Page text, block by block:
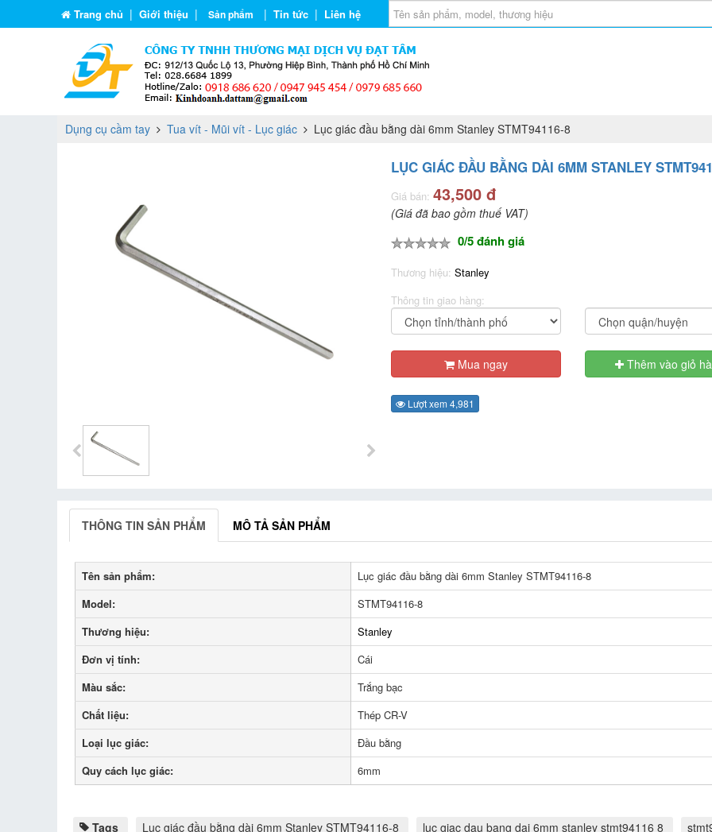
Trang chủ | Giới thiệu | Sản phẩm | Tin tức | Liên hệ
Dụng cụ cầm tay Tua vít - Mũi vít - Lục giác Lục giác đầu bằng dài 6mm Stanley STMT94116-8
LỤC GIÁC ĐẦU BẰNG DÀI 6MM STANLEY
Giá bán: 43,500 đ
(Giá đã bao gồm thuế VAT)
0/5 đánh giá
Thương hiệu: Stanley
Thông tin giao hàng:
Mua ngay Thêm vào giỏ
Lượt xem 4,981
THÔNG TIN SẢN PHẨM MÔ TẢ SẢN PHẨM
Tên sản phẩm:
Lục giác đầu bằng dài 6mm Stanley STMT94116-8
Model:
STMT94116-8
Thương hiệu:
Stanley
Đơn vị tính:
Cái
Màu sắc:
Trắng bạc
Chất liệu:
Thép CR-V
Loại lục giác:
Đầu bằng
Quy cách lục giác:
6mm
Tags Lục giác đầu bằng dài 6mm Stanley STMT94116-8 luc giac dau bang dai 6mm stanley stmt94116 8